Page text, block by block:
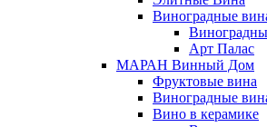
Виноградные
Арт Палас
МАРАН Винный Дом
Фруктовые вина
Виноградные
Вино в керамике